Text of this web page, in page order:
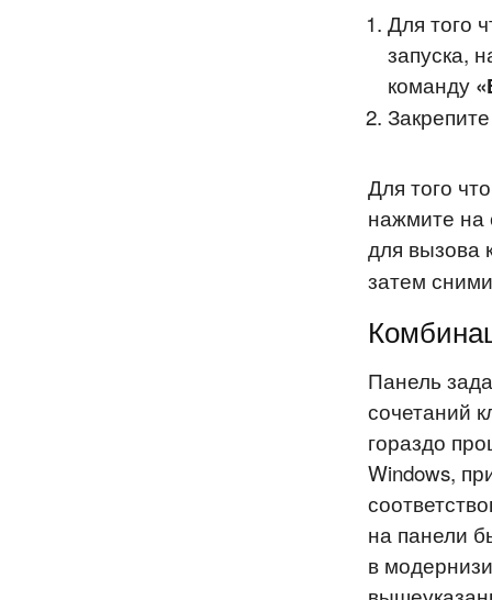
Для того
запуска,
команду
Для того
нажмите на
для вызова
затем
Панель
сочетаний
гораздо
Windows,
на панели
в